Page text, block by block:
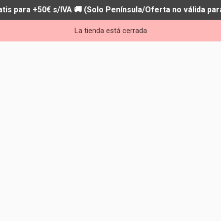
para +50€ s/IVA 🚚 (Solo Península/Oferta no válida
La tienda está cerrada